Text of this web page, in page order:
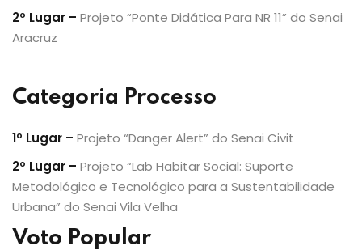
2º Lugar – Projeto “Ponte Didática Para NR 11” do Senai
Aracruz
Categoria Processo
1º Lugar – Projeto “Danger Alert” do Senai Civit
2º Lugar – Projeto “Lab Habitar Social: Suporte
Metodológico e Tecnológico para a Sustentabilidade
Urbana” do Senai Vila Velha
Voto Popular